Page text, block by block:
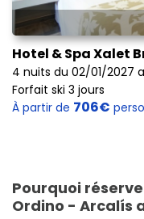
Hotel & Spa Xalet
4 nuits du 02/01/2027
Forfait ski 3 jours
À partir de 706€
Pourquoi
Ordino - Arcalís